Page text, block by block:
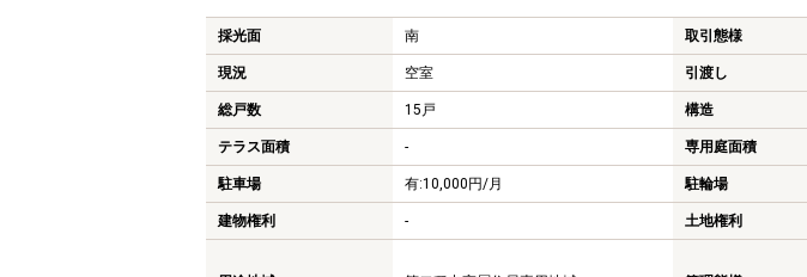
採光面 南 取引態様
現況 空室 引渡し
総戸数 15戸 構造
テラス面積 - 専用庭面積
駐車場 有:10,000円/月 駐輪場
建物権利 - 土地権利